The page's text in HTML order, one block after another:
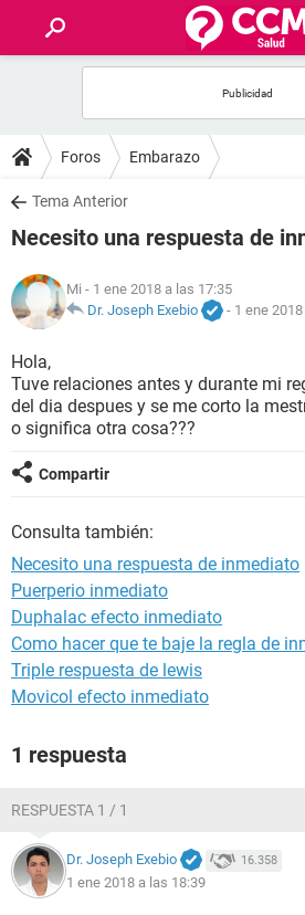
FOROS
SALUD
NUTRICIÓN
BIENESTAR
SEXUALIDAD
GLOSARIO
Foros Embarazo
Tema Anterior
Necesito una respuesta de
Mi - 1 ene 2018 a las 17:35
Dr. Joseph Exebio
- 1 ene
Hola,
Tuve relaciones antes y durante mi
del dia despues y se me corto la
o significa otra cosa???
Compartir
Consulta también:
Necesito una respuesta de inmediato
Puerperio inmediato
Duphalac efecto inmediato
Como hacer que te baje la regla de
Triple respuesta de lewis
Movicol efecto inmediato
1 respuesta
RESPUESTA 1 / 1
Dr. Joseph Exebio 16.358
1 ene 2018 a las 18:39